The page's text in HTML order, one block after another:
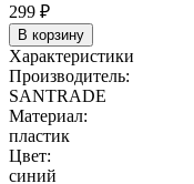
299 ₽
В корзину
Характеристики
Производитель:
SANTRADE
Материал:
пластик
Цвет:
синий